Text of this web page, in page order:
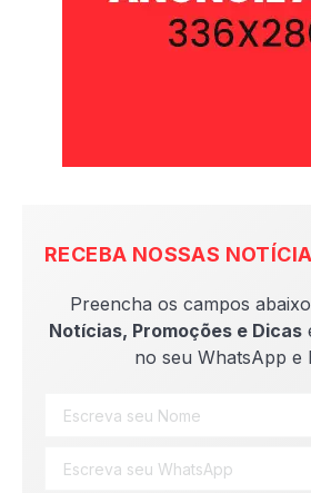
RECEBA NOSSAS
Preencha os campos
Notícias, Promoções e Dicas
no seu WhatsApp e